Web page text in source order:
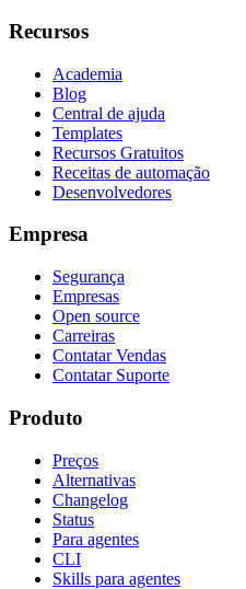
Recursos
Academia
Blog
Central de ajuda
Templates
Recursos Gratuitos
Receitas de automação
Desenvolvedores
Empresa
Segurança
Empresas
Open source
Carreiras
Contatar Vendas
Contatar Suporte
Produto
Preços
Alternativas
Changelog
Status
Para agentes
CLI
Skills para agentes